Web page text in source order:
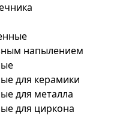
напылением
для керамики
для металла
для циркона